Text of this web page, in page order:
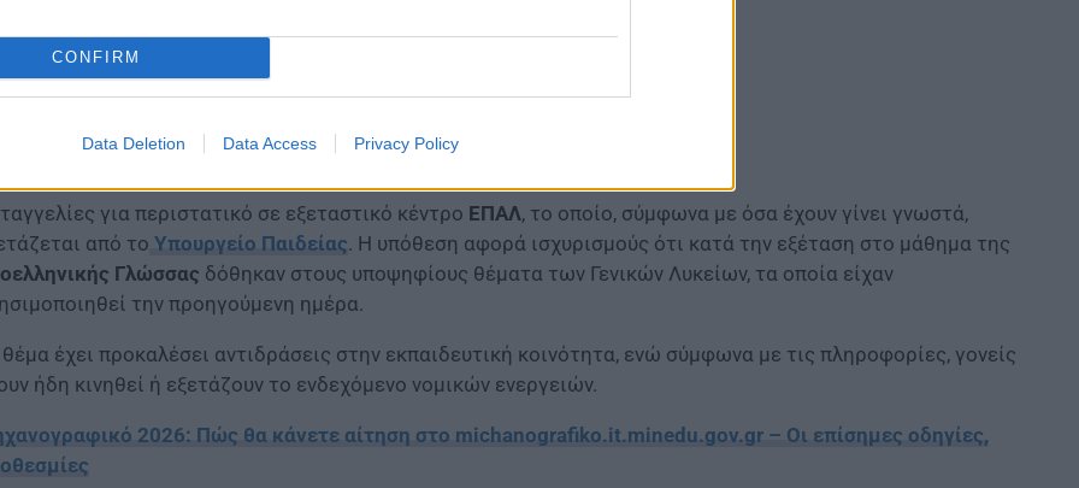
CONFIRM
Data Deletion Data Access Privacy Policy
για περιστατικό σε εξεταστικό κέντρο ΕΠΑΛ, το οποίο, σύμφωνα με όσα έχουν γίνει γνωστά,
από το Υπουργείο Παιδείας. Η υπόθεση αφορά ισχυρισμούς ότι κατά την εξέταση στο μάθημα της
Γλώσσας δόθηκαν στους υποψηφίους θέματα των Γενικών Λυκείων, τα οποία είχαν
την προηγούμενη ημέρα.
έχει προκαλέσει αντιδράσεις στην εκπαιδευτική κοινότητα, ενώ σύμφωνα με τις πληροφορίες, γονείς
ήδη κινηθεί ή εξετάζουν το ενδεχόμενο νομικών ενεργειών.
2026: Πώς θα κάνετε αίτηση στο michanografiko.it.minedu.gov.gr – Οι επίσημες οδηγίες,